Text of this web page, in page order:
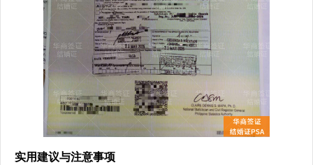
实用建议与注意事项